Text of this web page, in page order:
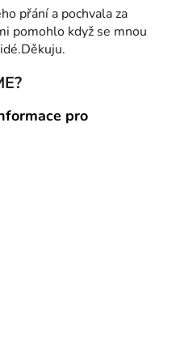
přání a pochvala za
pomohlo když se mnou
pro